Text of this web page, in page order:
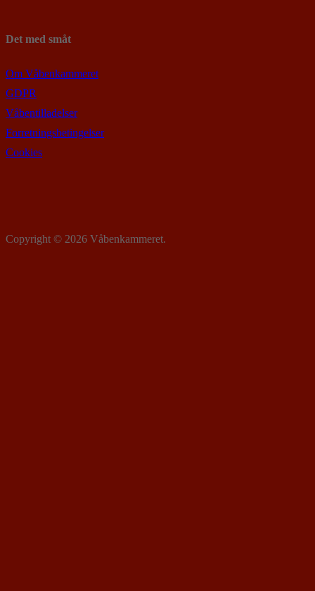
Det med småt
Om Våbenkammeret
GDPR
Våbentilladelser
Forretningsbetingelser
Cookies
Copyright © 2026 Våbenkammeret.